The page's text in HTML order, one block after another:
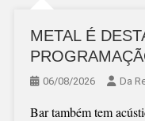
METAL É
06/08/2026 Da
Bar também tem